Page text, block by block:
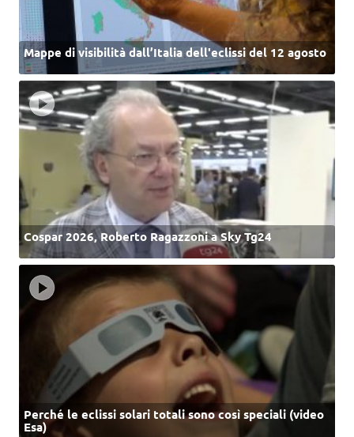
Mappe di visibilità dall’Italia dell'eclissi del 12 agosto
Cospar 2026, Roberto Ragazzoni a Sky Tg24
Perché le eclissi solari totali sono così speciali (video
Esa)